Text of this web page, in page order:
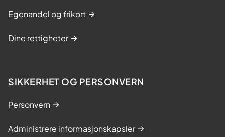
Egenandel og frikort
Dine rettigheter
SIKKERHET OG PERSONVERN
Personvern
Administrere informasjonskapsler